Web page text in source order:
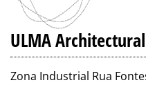
ULMA
Zona Industrial Rua